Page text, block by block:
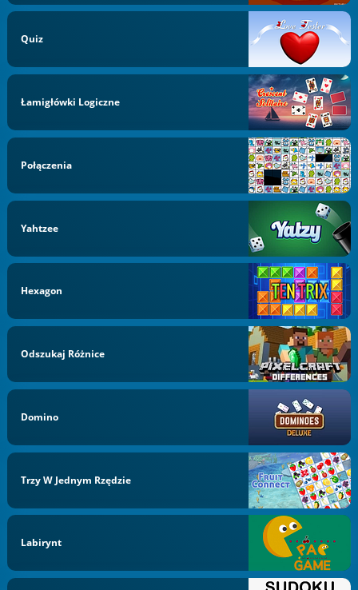
Quiz
Łamigłówki Logiczne
Połączenia
Yahtzee
Hexagon
Odszukaj Różnice
Domino
Trzy W Jednym Rzędzie
Labirynt